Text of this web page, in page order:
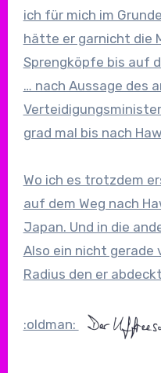
ich für mich im
hätte er garnicht die
Sprengköpfe bis auf
… nach Aussage des
grad mal bis nach
Wo ich es trotzdem
auf dem Weg nach
Japan. Und in die
Also ein nicht gerade
Radius den er
:oldman: